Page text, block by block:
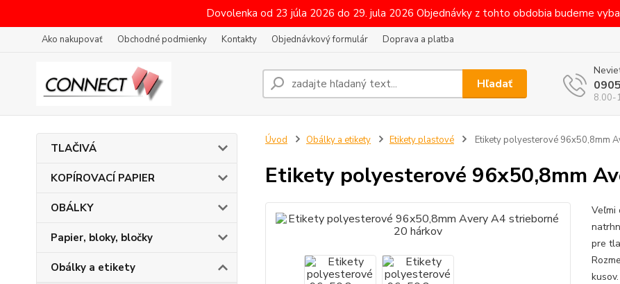
Dovolenka od 23 júla 2026 do 29. jula 2026 Objednávky z tohto obdobia budeme
Ako nakupovať Obchodné podmienky Kontakty Objednávkový formulár Doprava a platba
Hľadať
8.00-
TLAČIVÁ
KOPÍROVACÍ PAPIER
OBÁLKY
Papier, bloky, bločky
Obálky a etikety
Úvod Obálky a etikety Etikety plastové Etikety polyesterové 96x50,8mm
Etikety polyesterové 96x50,8mm
Veľmi
pre